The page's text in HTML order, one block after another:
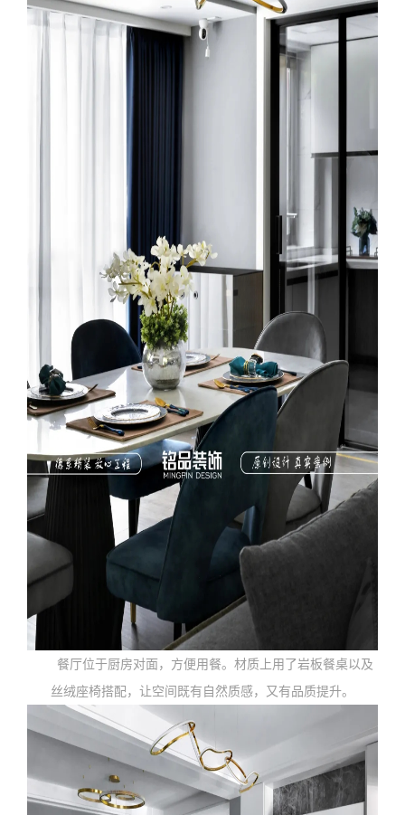
餐厅位于厨房对面，方便用餐。材质上用了岩板餐桌以及
丝绒座椅搭配，让空间既有自然质感，又有品质提升。